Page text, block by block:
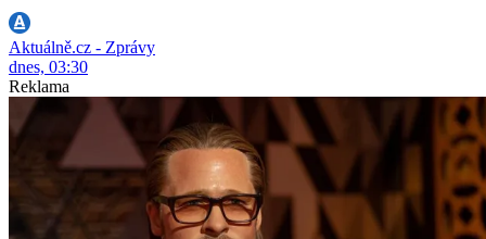
Aktuálně.cz - Zprávy
dnes, 03:30
Reklama